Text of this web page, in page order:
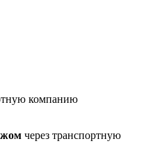
компанию
через транспортную